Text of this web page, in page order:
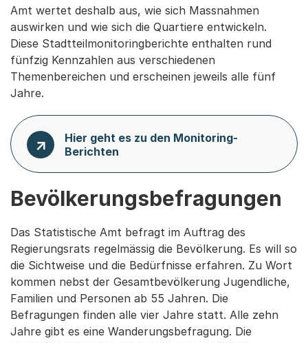
Amt wertet deshalb aus, wie sich Massnahmen
auswirken und wie sich die Quartiere entwickeln.
Diese Stadtteilmonitoringberichte enthalten rund
fünfzig Kennzahlen aus verschiedenen
Themenbereichen und erscheinen jeweils alle fünf
Jahre.
Hier geht es zu den Monitoring-
Berichten
Bevölkerungsbefragungen
Das Statistische Amt befragt im Auftrag des
Regierungsrats regelmässig die Bevölkerung. Es will so
die Sichtweise und die Bedürfnisse erfahren. Zu Wort
kommen nebst der Gesamtbevölkerung Jugendliche,
Familien und Personen ab 55 Jahren. Die
Befragungen finden alle vier Jahre statt. Alle zehn
Jahre gibt es eine Wanderungsbefragung. Die